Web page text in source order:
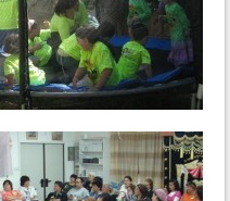
אלכסנדר גוטמן ע״ה-
כתריאל חיים אליעזרוב ע״ה